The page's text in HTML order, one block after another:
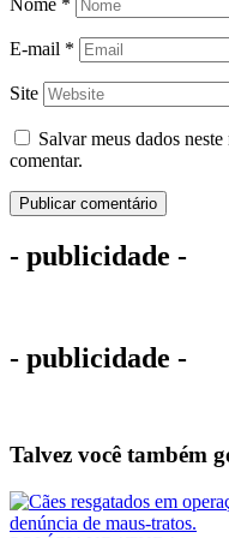
Nome *
E-mail *
Site
Salvar meus dados
comentar.
- publicidade -
- publicidade -
Talvez você também